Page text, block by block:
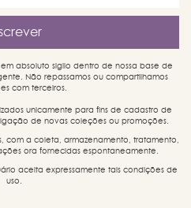
absoluto sigilo dentro de nossa base de
Não repassamos ou compartilhamos
com terceiros.
unicamente para fins de cadastro de
de novas coleções ou promoções.
com a coleta, armazenamento, tratamento,
ora fornecidas espontaneamente.
aceita expressamente tais condições de
uso.